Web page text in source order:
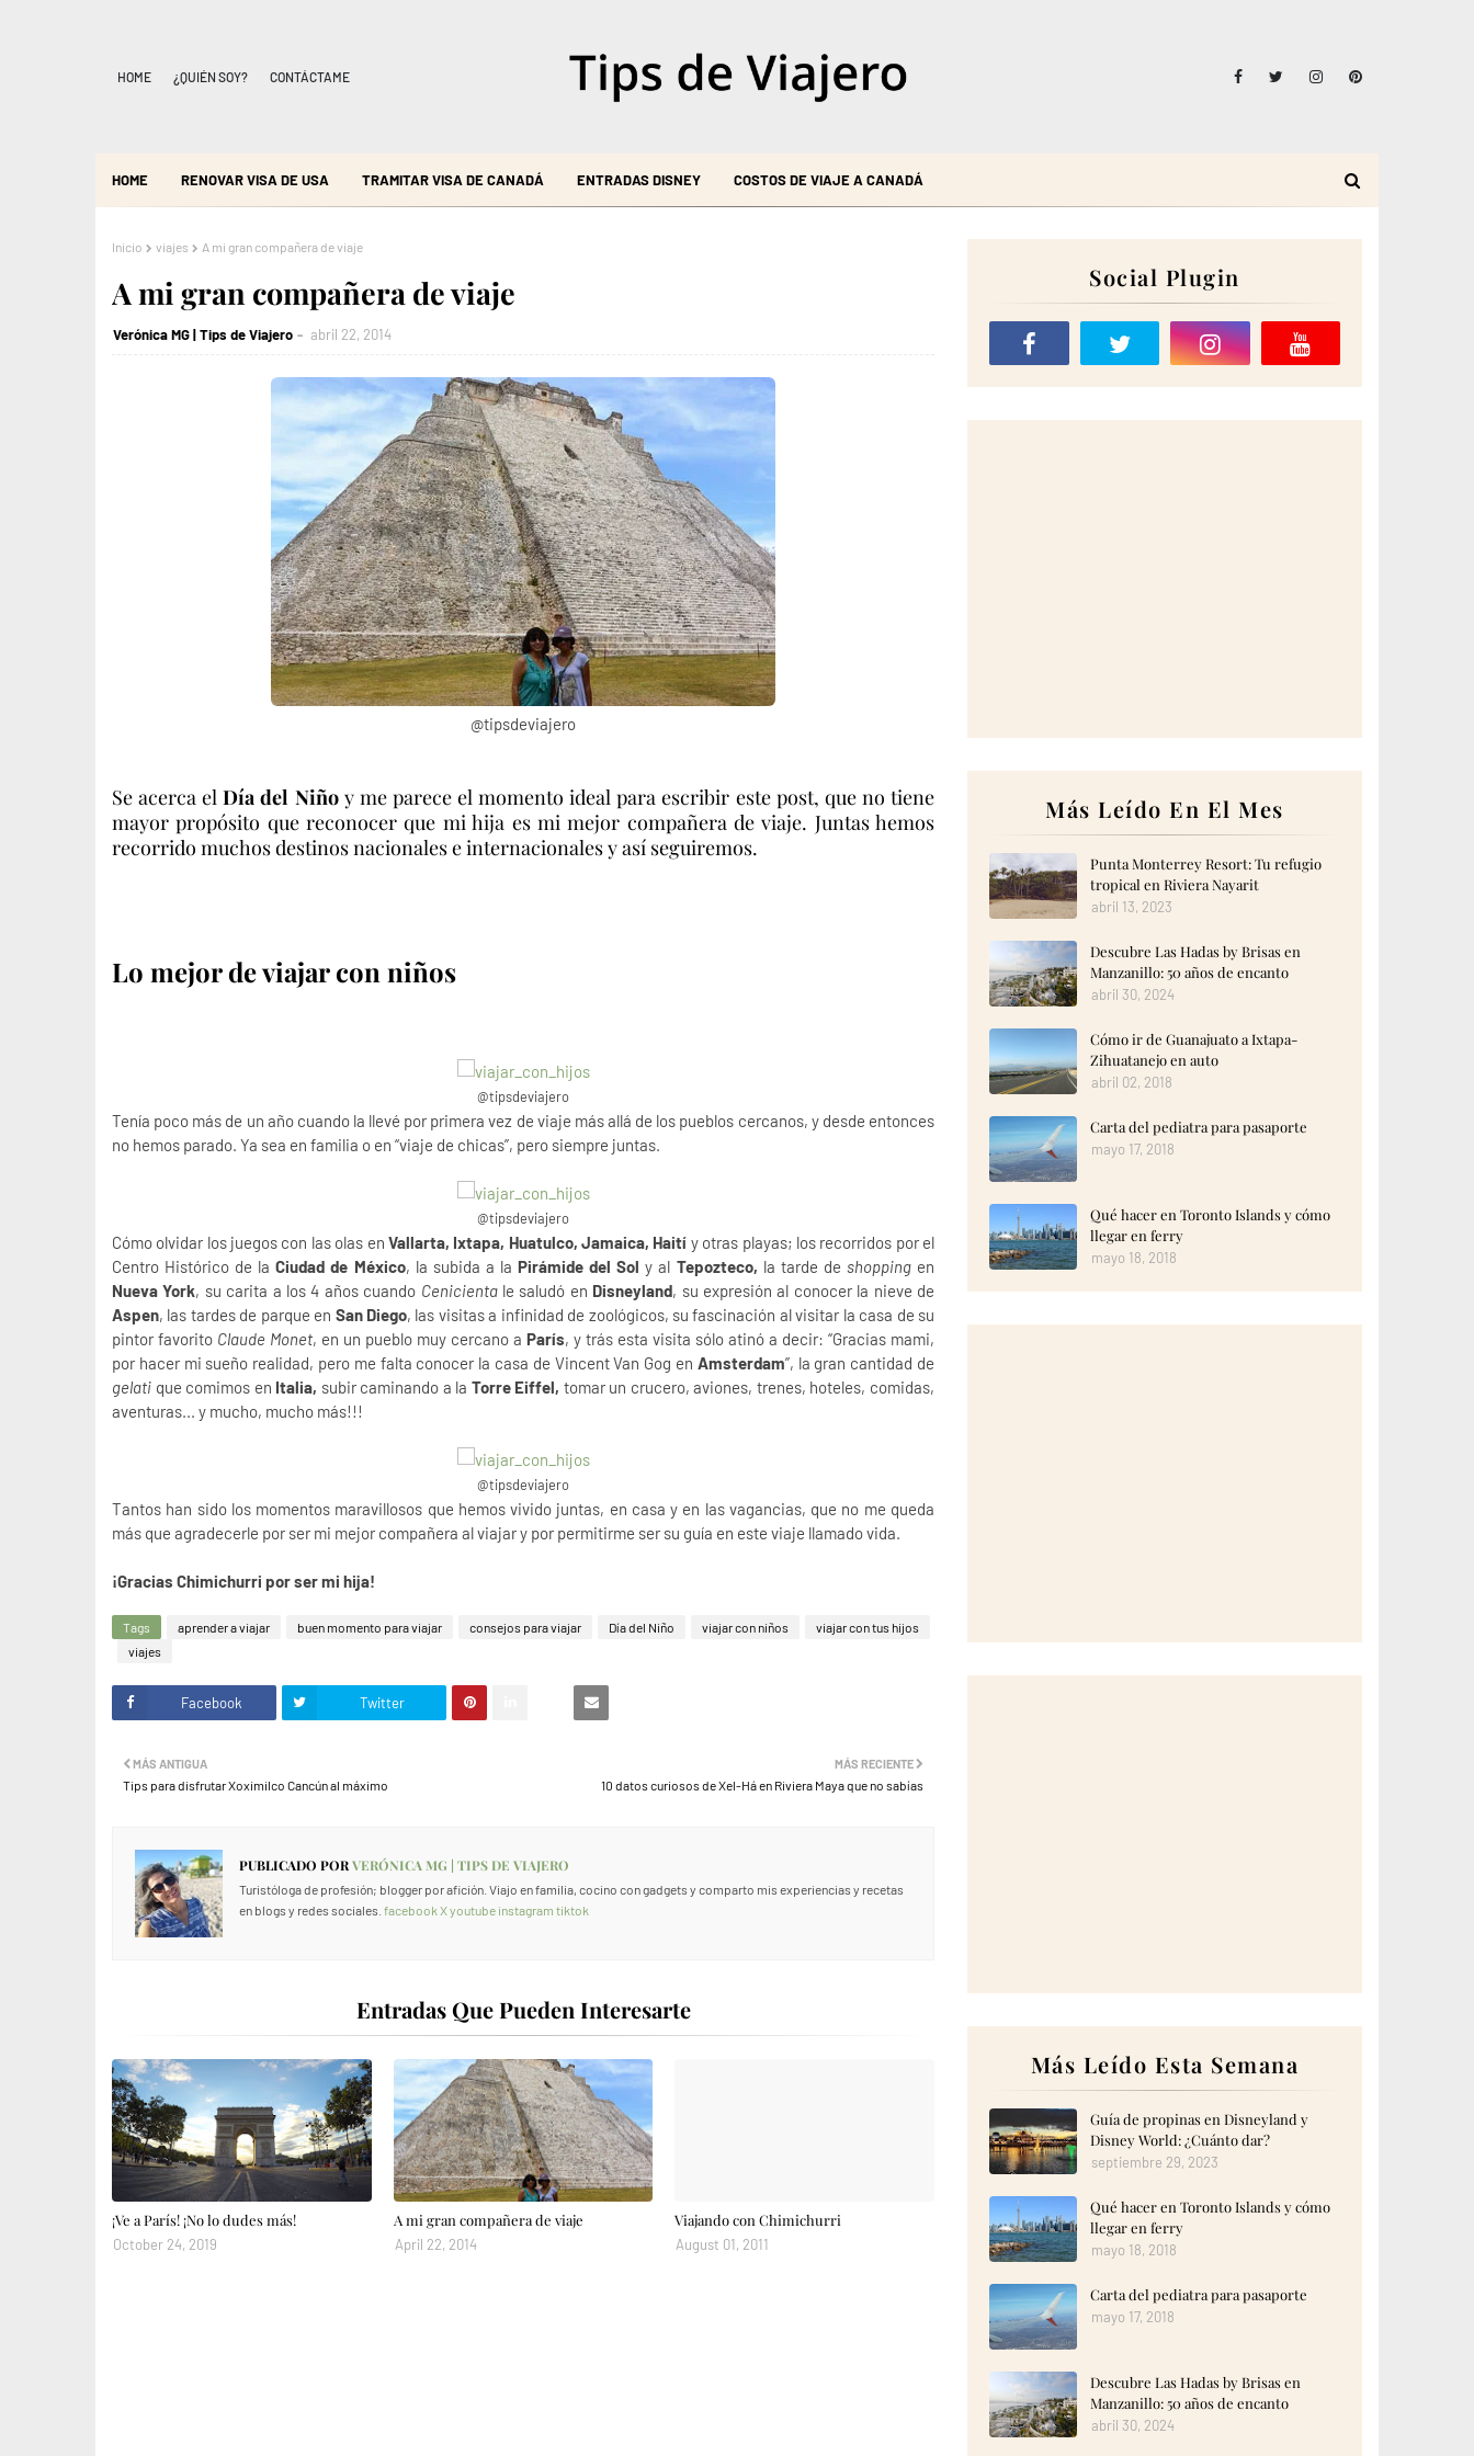
HOME ¿QUIÉN SOY? CONTÁCTAME
HOME RENOVAR VISA DE USA TRAMITAR VISA DE CANADÁ ENTRADAS DISNEY COSTOS DE VIAJE A CANADÁ
Inicio viajes A mi gran compañera de viaje
A mi gran compañera de viaje
Verónica MG | Tips de Viajero abril 22, 2014
@tipsdeviajero
Se acerca elDía del Niñoy me parece el momento ideal para escribir este post, que no tiene
mayor propósito que reconocer que mi hija es mi mejor compañera de viaje. Juntas hemos
recorrido muchos destinos nacionales e internacionales y así seguiremos.
Lo mejor de viajar con niños
@tipsdeviajero
Tenía poco más de un año cuando la llevé por primera vez de viaje más allá de los pueblos cercanos, y desde entonces
no hemos parado. Ya sea en familia o en “viaje de chicas”, pero siempre juntas.
@tipsdeviajero
Cómo olvidar los juegos con las olas en Vallarta, Ixtapa, Huatulco, Jamaica, Haití y otras playas; los recorridos por el
Centro Histórico de laCiudad de México, la subida a laPirámide del Sol y al Tepozteco, la tarde de shoppingen
Nueva York, su carita a los 4 años cuando Cenicientale saludó en Disneyland, su expresión al conocer la nieve de
Aspen, las tardes de parque en San Diego, las visitas a infinidad de zoológicos, su fascinación al visitar la casa de su
pintor favorito Claude Monet, en un pueblo muy cercano a París, y trás esta visita sólo atinó a decir: “Gracias mami,
por hacer mi sueño realidad, pero me falta conocer la casa de Vincent Van Gog en Amsterdam”, la gran cantidad de
gelati que comimos en Italia, subir caminando a la Torre Eiffel, tomar un crucero, aviones, trenes, hoteles, comidas,
aventuras... y mucho, mucho más!!!
@tipsdeviajero
Tantos han sido los momentos maravillosos que hemos vivido juntas, en casa y en las vagancias, que no me queda
más que agradecerle por ser mi mejor compañera al viajar y por permitirme ser su guía en este viaje llamado vida.
¡Gracias Chimichurri por ser mi hija!
Tags aprender a viajar buen momento para viajar consejos para viajar Día del Niño viajar con niños
viajar con tus hijos
viajes
Facebook Twitter
MÁS RECIENTE
10 datos curiosos de Xel-Há en Riviera Maya que no sabías
MÁS ANTIGUA
Tips para disfrutar Xoximilco Cancún al máximo
PUBLICADO PORVERÓNICA MG | TIPS DE VIAJERO
Turistóloga de profesión; blogger por afición. Viajo en familia, cocino con gadgets y comparto mis experiencias y recetas
en blogs y redes sociales. facebook Xyoutube instagram tiktok
Entradas Que Pueden Interesarte
¡Ve a París! ¡No lo dudes más!
October 24, 2019
A mi gran compañera de viaje
April 22, 2014
Viajando con Chimichurri
August 01, 2011
Social Plugin
Más Leído En El Mes
Punta Monterrey Resort: Tu refugio
tropical en Riviera Nayarit
abril 13, 2023
Descubre Las Hadas by Brisas en
Manzanillo: 50 años de encanto
abril 30, 2024
Cómo ir de Guanajuato a Ixtapa-
Zihuatanejo en auto
abril 02, 2018
Carta del pediatra para pasaporte
mayo 17, 2018
Qué hacer en Toronto Islands y cómo
llegar en ferry
mayo 18, 2018
Más Leído Esta Semana
Guía de propinas en Disneyland y
Disney World: ¿Cuánto dar?
septiembre 29, 2023
Qué hacer en Toronto Islands y cómo
llegar en ferry
mayo 18, 2018
Carta del pediatra para pasaporte
mayo 17, 2018
Descubre Las Hadas by Brisas en
Manzanillo: 50 años de encanto
abril 30, 2024